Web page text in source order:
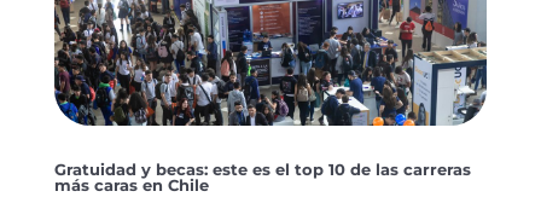
Gratuidad y becas: este es el top 10 de las carreras
más caras en Chile